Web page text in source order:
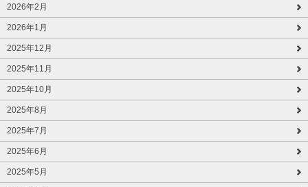
2026年2月
2026年1月
2025年12月
2025年11月
2025年10月
2025年8月
2025年7月
2025年6月
2025年5月